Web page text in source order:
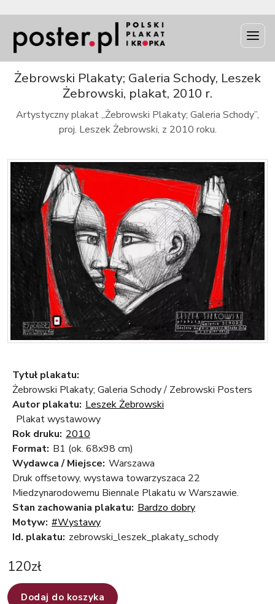
Żebrowski Plakaty; Galeria Schody, Leszek
Żebrowski, plakat, 2010 r.
Artystyczny plakat „Żebrowski Plakaty; Galeria Schody”,
proj. Leszek Żebrowski, z 2010 roku.
Tytuł plakatu:
Żebrowski Plakaty; Galeria Schody / Zebrowski Posters
Autor plakatu: Leszek Żebrowski
Plakat wystawowy
Rok druku: 2010
Format: B1 (ok. 68x98 cm)
Wydawca / Miejsce: Warszawa
Druk offsetowy, wystawa towarzyszaca 22
Miedzynarodowemu Biennale Plakatu w Warszawie.
Stan zachowania plakatu: Bardzo dobry
Motyw: #Wystawy
Id. plakatu: zebrowski_leszek_plakaty_schody
120zł
Dodaj do koszyka